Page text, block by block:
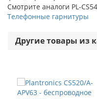
Смотрите аналоги PL-
Телефонные гарнитуры
Другие товары из